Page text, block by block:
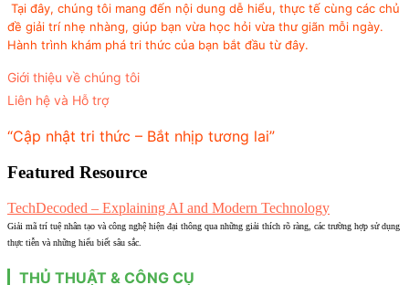
Tại đây, chúng tôi mang đến nội dung dễ hiểu, thực tế cùng các chủ
đề giải trí nhẹ nhàng, giúp bạn vừa học hỏi vừa thư giãn mỗi ngày.
Hành trình khám phá tri thức của bạn bắt đầu từ đây.
Giới thiệu về chúng tôi
Liên hệ và Hỗ trợ
“Cập nhật tri thức – Bắt nhịp tương lai”
Featured Resource
TechDecoded – Explaining AI and Modern Technology
Giải mã trí tuệ nhân tạo và công nghệ hiện đại thông qua những giải thích rõ ràng, các trường hợp sử dụng
thực tiễn và những hiểu biết sâu sắc.
THỦ THUẬT & CÔNG CỤ